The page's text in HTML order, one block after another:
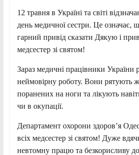
12 травня в Україні та світі
день медичної сестри. Це означає,
гарний привід сказати Дякую і
медсестер зі святом!
Зараз медичні працівники України
неймовірну роботу. Вони рятують
поранених на ноги та лікують
чи в окупації.
Департамент охорони здоров’я
всіх медсестер зі святом! Дуже
невтомну працю та безкорисливу